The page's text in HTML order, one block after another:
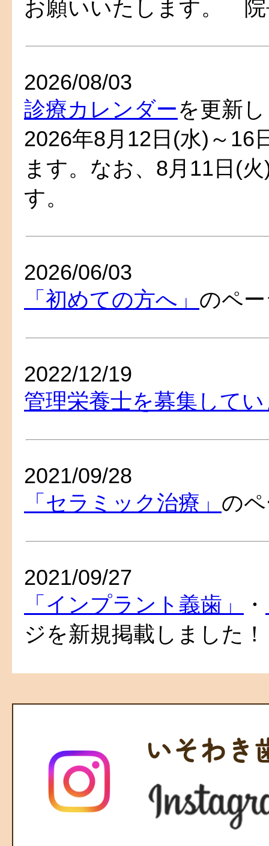
お願いいたします。
2026/08/03
診療カレンダーを更新
2026年8月12日(水)～16
ます。なお、8月11日(
す。
2026/06/03
「初めての方へ」 のペ
2022/12/19
管理栄養士を募集して
2021/09/28
「セラミック治療」 の
2021/09/27
「インプラント義歯」
・
ジを新規掲載しました！